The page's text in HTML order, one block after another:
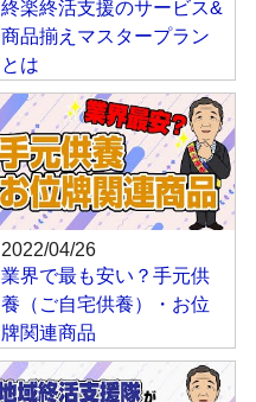
終楽終活支援のサービス&
商品揃えマスタープラン
とは
2022/04/26
業界で最も安い？手元供
養（ご自宅供養）・お位
牌関連商品